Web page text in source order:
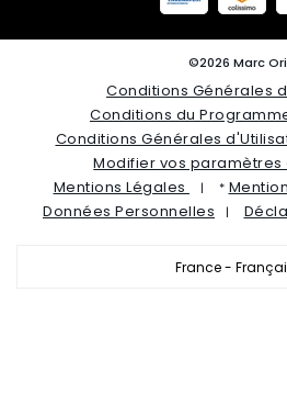
©2026 Marc
Conditions Générales
Conditions du
Conditions Générales
Modifier vos paramètres
Mentions Légales
*
Données Personnelles
France -